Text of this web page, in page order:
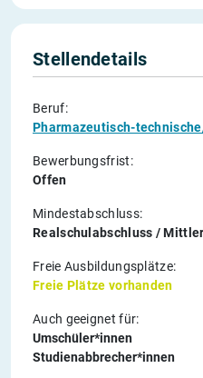
Stellendetails
Beruf:
Pharmazeutisch-
Bewerbungsfrist:
Offen
Mindestabschluss:
Realschulabschluss /
Freie Ausbildungsplätze:
Freie Plätze vorhanden
Auch geeignet für:
Umschüler*innen
Studienabbrecher*innen